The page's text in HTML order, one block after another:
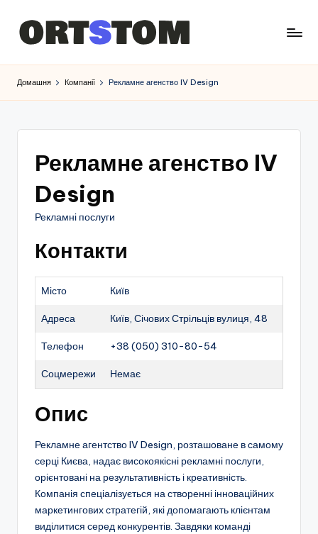
Домашня Компанії Рекламне агенство IV Design
Рекламне агенство IV
Design
Рекламні послуги
Контакти
Місто Київ
Адреса Київ, Січових Стрільців вулиця, 48
Телефон +38 (050) 310-80-54
Соцмережи Немає
Опис
Рекламне агентство IV Design, розташоване в самому
серці Києва, надає високоякісні рекламні послуги,
орієнтовані на результативність і креативність.
Компанія спеціалізується на створенні інноваційних
маркетингових стратегій, які допомагають клієнтам
виділитися серед конкурентів. Завдяки команді